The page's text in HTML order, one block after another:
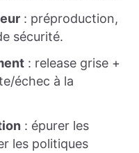
: préproduction,
sécurité.
: release grise +
échec à la
: épurer les
les politiques